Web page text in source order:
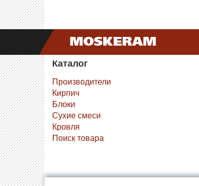
Каталог
Производители
Кирпич
Блоки
Сухие смеси
Кровля
Поиск товара